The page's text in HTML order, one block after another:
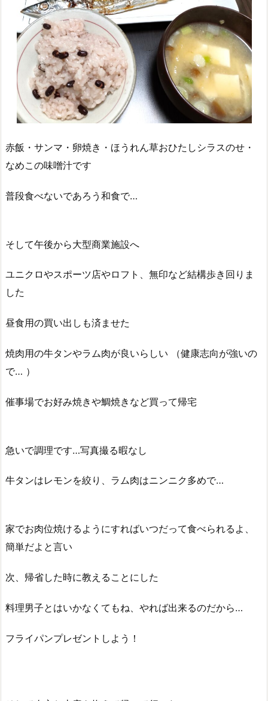
赤飯・サンマ・卵焼き・ほうれん草おひたしシラスのせ・
なめこの味噌汁です
普段食べないであろう和食で…
そして午後から大型商業施設へ
ユニクロやスポーツ店やロフト、無印など結構歩き回りま
した
昼食用の買い出しも済ませた
焼肉用の牛タンやラム肉が良いらしい （健康志向が強いの
で… ）
催事場でお好み焼きや鯛焼きなど買って帰宅
急いで調理です…写真撮る暇なし
牛タンはレモンを絞り、ラム肉はニンニク多めで…
家でお肉位焼けるようにすればいつだって食べられるよ、
簡単だよと言い
次、帰省した時に教えることにした
料理男子とはいかなくてもね、やれば出来るのだから…
フライパンプレゼントしよう！